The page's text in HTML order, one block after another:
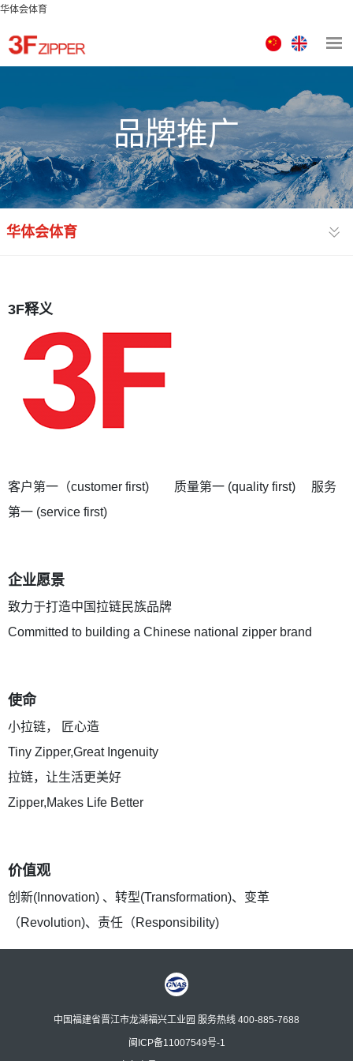
华体会体育
中
文
版
ENGLISH
品牌推广
华体会体育
3F释义
客户第一（customer first) 质量第一 (quality first) 服务
第一 (service first)
企业愿景
致力于打造中国拉链民族品牌
Committed to building a Chinese national zipper brand
使命
小拉链， 匠心造
Tiny Zipper,Great Ingenuity
拉链，让生活更美好
Zipper,Makes Life Better
价值观
创新(Innovation) 、转型(Transformation)、变革
（Revolution)、责任（Responsibility)
中国福建省晋江市龙湖福兴工业园 服务热线 400-885-7688
闽ICP备11007549号-1